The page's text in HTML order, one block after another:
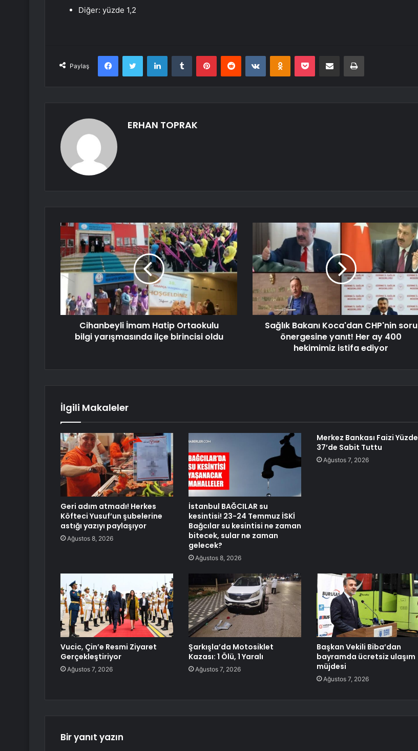
Diğer: yüzde 1,2
Paylaş
FacebookTwitter LinkedInTumblr PinterestReddit VKontakteOdnoklassniki
Pocket E-Posta ile paylaş Yazdır
ERHAN TOPRAK
Cihanbeyli İmam Hatip Ortaokulu
bilgi yarışmasında ilçe birincisi oldu
Sağlık Bakanı Koca'dan CHP'nin soru
önergesine yanıt! Her ay 400
hekimimiz istifa ediyor
İlgili Makaleler
Geri adım atmadı! Herkes
Köfteci Yusuf’un şubelerine
astığı yazıyı paylaşıyor
Ağustos 8, 2026
İstanbul BAĞCILAR su
kesintisi! 23-24 Temmuz İSKİ
Bağcılar su kesintisi ne zaman
bitecek, sular ne zaman
gelecek?
Ağustos 8, 2026
Merkez Bankası Faizi Yüzde
37’de Sabit Tuttu
Ağustos 7, 2026
Vucic, Çin’e Resmi Ziyaret
Gerçekleştiriyor
Ağustos 7, 2026
Şarkışla’da Motosiklet
Kazası: 1 Ölü, 1 Yaralı
Ağustos 7, 2026
Başkan Vekili Biba’dan
bayramda ücretsiz ulaşım
müjdesi
Ağustos 7, 2026
Bir yanıt yazın